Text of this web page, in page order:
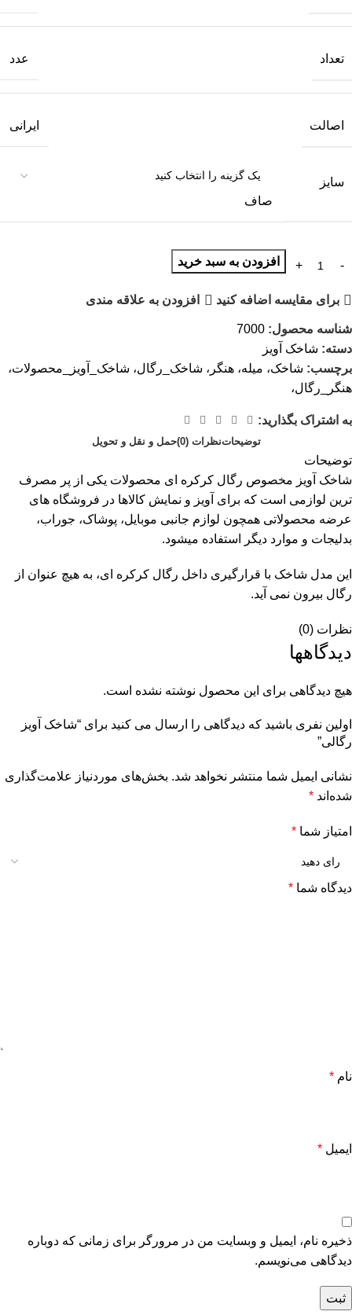
تعداد عدد
اصالت ایرانی
سایز
صاف
افزودن به سبد خرید
برای مقایسه اضافه کنید افزودن به علاقه مندی
شناسه محصول: 7000
دسته: شاخک آویز
برچسب: شاخک، میله، هنگر، شاخک_رگال، شاخک_آویز_محصولات،
هنگر_رگال،
به اشتراک بگذارید:
توضیحاتنظرات (0) حمل و نقل و تحویل
توضیحات
شاخک آویز مخصوص رگال کرکره ای محصولات یکی از پر مصرف
ترین لوازمی است که برای آویز و نمایش کالاها در فروشگاه های
عرضه محصولاتی همچون لوازم جانبی موبایل، پوشاک، جوراب،
بدلیجات و موارد دیگر استفاده میشود.
این مدل شاخک با قرارگیری داخل رگال کرکره ای، به هیچ عنوان از
رگال بیرون نمی آید.
نظرات (0)
دیدگاهها
هیچ دیدگاهی برای این محصول نوشته نشده است.
اولین نفری باشید که دیدگاهی را ارسال می کنید برای “شاخک آویز
رگالی”
نشانی ایمیل شما منتشر نخواهد شد. بخش‌های موردنیاز علامت‌گذاری
شده‌اند *
امتیاز شما *
دیدگاه شما *
نام *
ایمیل *
ذخیره نام، ایمیل و وبسایت من در مرورگر برای زمانی که دوباره
دیدگاهی می‌نویسم.